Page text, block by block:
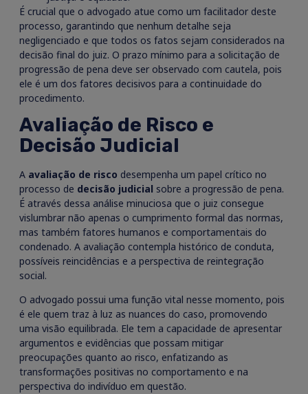
É crucial que o advogado atue como um facilitador deste
processo, garantindo que nenhum detalhe seja
negligenciado e que todos os fatos sejam considerados na
decisão final do juiz. O prazo mínimo para a solicitação de
progressão de pena deve ser observado com cautela, pois
ele é um dos fatores decisivos para a continuidade do
procedimento.
Avaliação de Risco e
Decisão Judicial
A avaliação de risco desempenha um papel crítico no
processo de decisão judicial sobre a progressão de pena.
É através dessa análise minuciosa que o juiz consegue
vislumbrar não apenas o cumprimento formal das normas,
mas também fatores humanos e comportamentais do
condenado. A avaliação contempla histórico de conduta,
possíveis reincidências e a perspectiva de reintegração
social.
O advogado possui uma função vital nesse momento, pois
é ele quem traz à luz as nuances do caso, promovendo
uma visão equilibrada. Ele tem a capacidade de apresentar
argumentos e evidências que possam mitigar
preocupações quanto ao risco, enfatizando as
transformações positivas no comportamento e na
perspectiva do indivíduo em questão.